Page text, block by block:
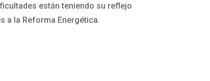
están teniendo su reflejo
a la Reforma Energética.